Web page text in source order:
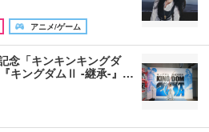
アニメ/ゲーム
念「キンキンキングダ
キングダムⅡ -継承-』…